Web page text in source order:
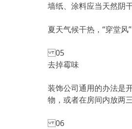
墙纸、涂料应当天然阴
夏天气候干热，“穿堂风
05
去掉霉味
装饰公司通用的办法是
物，或者在房间内放两
06